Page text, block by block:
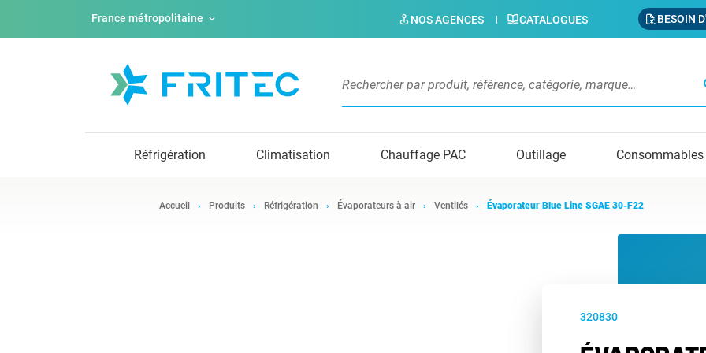
France métropolitaine NOS AGENCES CATALOGUES BESOIN
Réfrigération Climatisation Chauffage PAC Outillage Consommables
Accueil Produits Réfrigération Évaporateurs à air Ventilés Évaporateur Blue Line SGAE 30-F22
320830